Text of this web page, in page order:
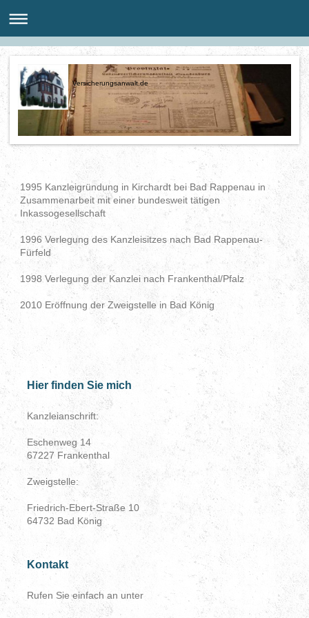
Versicherungsanwalt.de
1995 Kanzleigründung in Kirchardt bei Bad Rappenau in
Zusammenarbeit mit einer bundesweit tätigen
Inkassogesellschaft
1996 Verlegung des Kanzleisitzes nach Bad Rappenau-
Fürfeld
1998 Verlegung der Kanzlei nach Frankenthal/Pfalz
2010 Eröffnung der Zweigstelle in Bad König
Hier finden Sie mich
Kanzleianschrift:
Eschenweg 14
67227 Frankenthal
Zweigstelle:
Friedrich-Ebert-Straße 10
64732 Bad König
Kontakt
Rufen Sie einfach an unter